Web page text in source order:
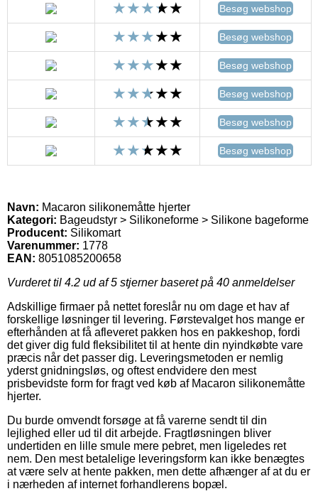
Besøg webshop
Besøg webshop
Besøg webshop
Besøg webshop
Besøg webshop
Besøg webshop
Navn: Macaron silikonemåtte hjerter
Kategori: Bageudstyr > Silikoneforme > Silikone bageforme
Producent: Silikomart
Varenummer: 1778
EAN: 8051085200658
Vurderet til 4.2 ud af 5 stjerner baseret på 40 anmeldelser
Adskillige firmaer på nettet foreslår nu om dage et hav af
forskellige løsninger til levering. Førstevalget hos mange er
efterhånden at få afleveret pakken hos en pakkeshop, fordi
det giver dig fuld fleksibilitet til at hente din nyindkøbte vare
præcis når det passer dig. Leveringsmetoden er nemlig
yderst gnidningsløs, og oftest endvidere den mest
prisbevidste form for fragt ved køb af Macaron silikonemåtte
hjerter.
Du burde omvendt forsøge at få varerne sendt til din
lejlighed eller ud til dit arbejde. Fragtløsningen bliver
undertiden en lille smule mere pebret, men ligeledes ret
nem. Den mest betalelige leveringsform kan ikke benægtes
at være selv at hente pakken, men dette afhænger af at du er
i nærheden af internet forhandlerens bopæl.